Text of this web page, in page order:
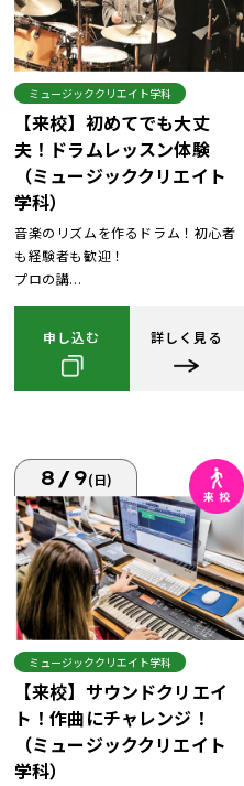
ミュージッククリエイト学科
【来校】初めてでも大丈
夫！ドラムレッスン体験
（ミュージッククリエイト
学科）
音楽のリズムを作るドラム！初心者
も経験者も歓迎！
プロの講...
申し込む 詳しく見る
8/9(日)
ミュージッククリエイト学科
【来校】サウンドクリエイ
ト！作曲にチャレンジ！
（ミュージッククリエイト
学科）